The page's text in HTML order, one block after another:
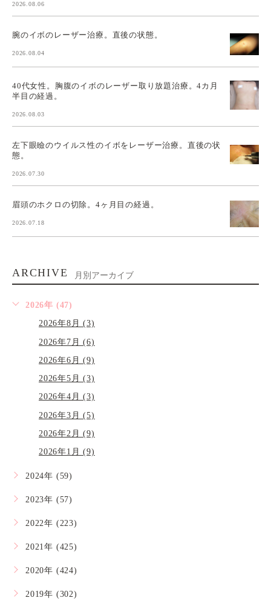
2026.08.06
腕のイボのレーザー治療。直後の状態。
2026.08.04
40代女性。胸腹のイボのレーザー取り放題治療。4カ月
半目の経過。
2026.08.03
左下眼瞼のウイルス性のイボをレーザー治療。直後の状
態。
2026.07.30
眉頭のホクロの切除。4ヶ月目の経過。
2026.07.18
ARCHIVE 月別アーカイブ
2026年 (47)
2026年8月 (3)
2026年7月 (6)
2026年6月 (9)
2026年5月 (3)
2026年4月 (3)
2026年3月 (5)
2026年2月 (9)
2026年1月 (9)
2024年 (59)
2023年 (57)
2022年 (223)
2021年 (425)
2020年 (424)
2019年 (302)